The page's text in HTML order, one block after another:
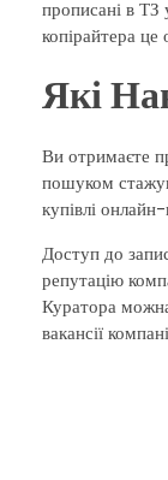
прописані в ТЗ
копірайтера
Які
Ви отримаєте
пошуком
купівлі
Доступ до
репутацію
Куратора
вакансії